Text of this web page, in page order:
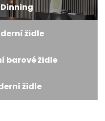
židle
barové židle
židle